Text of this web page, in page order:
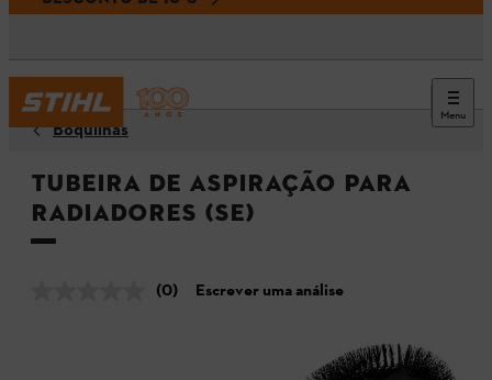
Menu
Boquilhas
Tubeira de aspiração para
radiadores (SE)
(0) Escrever uma análise